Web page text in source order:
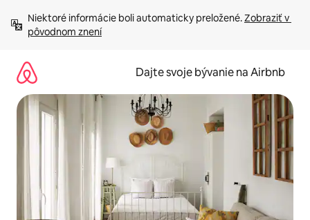
obsah.
Niektoré informácie boli automaticky preložené. Zobraziť v
pôvodnom znení
Dajte svoje bývanie na Airbnb